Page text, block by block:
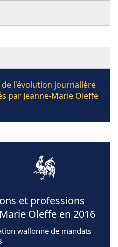
l'évolution journalière
par Jeanne-Marie Oleffe
et professions
Oleffe en 2016
wallonne de mandats